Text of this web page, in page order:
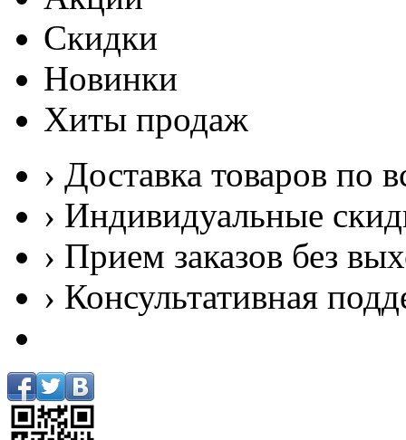
Скидки
Новинки
Хиты продаж
› Доставка товаров по
› Индивидуальные
› Прием заказов без
› Консультативная